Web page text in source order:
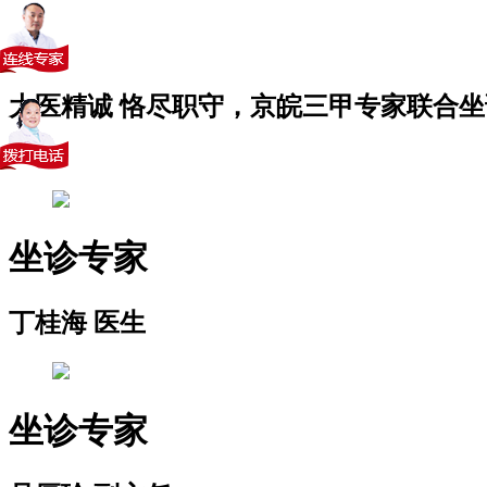
大医精诚 恪尽职守，京皖三甲专家联合
坐诊专家
丁桂海 医生
坐诊专家